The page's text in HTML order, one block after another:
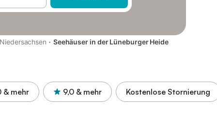
Niedersachsen · Seehäuser in der Lüneburger Heide
& mehr 9,0 & mehr Kostenlose Stornierung